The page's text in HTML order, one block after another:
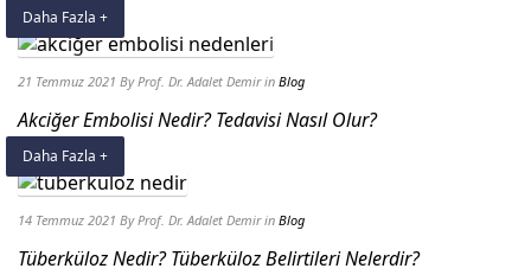
Daha Fazla +
21 Temmuz 2021 By Prof. Dr. Adalet Demir in Blog
Akciğer Embolisi Nedir? Tedavisi Nasıl Olur?
Daha Fazla +
14 Temmuz 2021 By Prof. Dr. Adalet Demir in Blog
Tüberküloz Nedir? Tüberküloz Belirtileri Nelerdir?